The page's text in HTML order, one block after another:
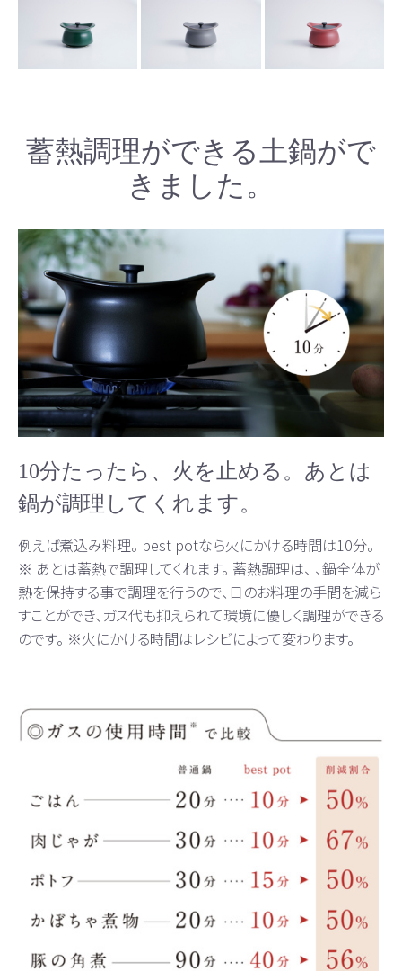
蓄熱調理ができる土鍋がで
きました。
10分たったら、火を止める。あとは
鍋が調理してくれます。
例えば煮込み料理。 best potなら火にかける時間は10分。
※ あとは蓄熱で調理してくれます。 蓄熱調理は、 、鍋全体が
熱を保持する事で調理を行うので、日のお料理の手間を減ら
すことができ、ガス代も抑えられて環境に優しく調理ができる
のです。 ※火にかける時間はレシビによって変わります。